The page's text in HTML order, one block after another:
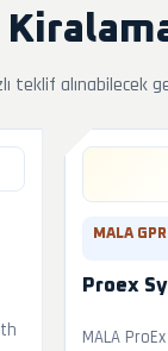
teklif alınabilecek
MALA GPR
Proex
MALA